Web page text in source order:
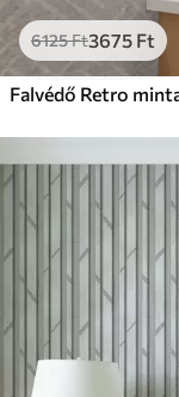
6125Ft3675 Ft